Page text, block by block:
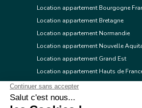
Location appartement Bourgogne
Location appartement Bretagne
Location appartement Normandie
Location appartement Nouvelle
Location appartement Grand Est
Location appartement Hauts de
Location appartement Ile de France
Location appartement Centre Val de